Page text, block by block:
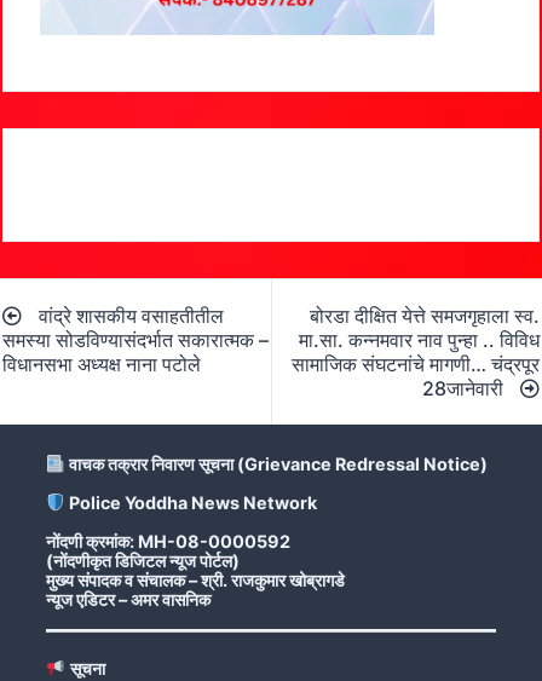
navigation
वांद्रे शासकीय वसाहतीतील
समस्या सोडविण्यासंदर्भात सकारात्मक –
विधानसभा अध्यक्ष नाना पटोले
बोरडा दीक्षित येत्ते समजगृहाला स्व.
मा.सा. कन्नमवार नाव पुन्हा .. विविध
सामाजिक संघटनांचे मागणी… चंद्रपूर
28जानेवारी
वाचक तक्रार निवारण सूचना (Grievance Redressal Notice)
Police Yoddha News Network
नोंदणी क्रमांक: MH-08-0000592
(नोंदणीकृत डिजिटल न्यूज पोर्टल)
मुख्य संपादक व संचालक – श्री. राजकुमार खोब्रागडे
न्यूज एडिटर – अमर वासनिक
सूचना